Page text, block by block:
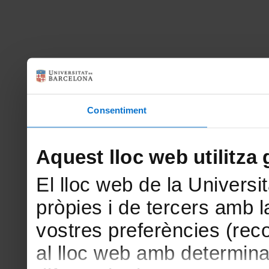
Consentiment
Aquest lloc web utilitza
El lloc web de la
pròpies i de tercers amb
vostres preferències
al lloc web amb